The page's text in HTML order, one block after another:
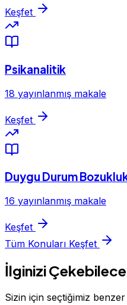
Keşfet
Psikanalitik
18 yayınlanmış makale
Keşfet
Duygu Durum
16 yayınlanmış makale
Keşfet
Tüm Konuları Keşfet
İlginizi
Sizin için seçtiğimiz